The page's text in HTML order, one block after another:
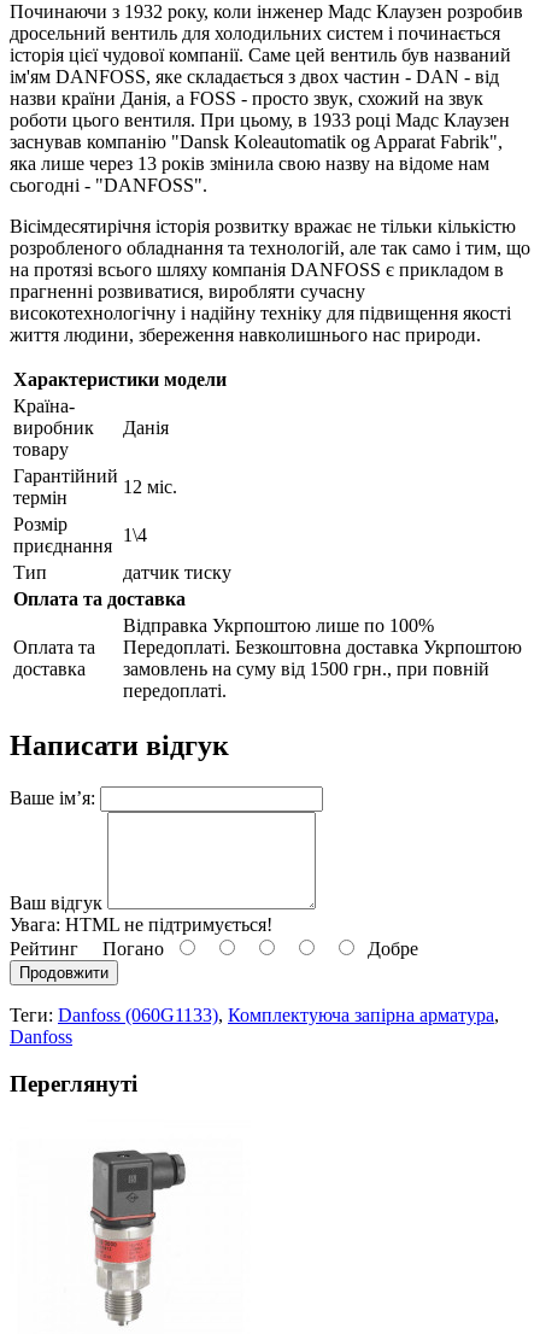
Починаючи з 1932 року, коли інженер Мадс Клаузен розробив
дросельний вентиль для холодильних систем і починається
історія цієї чудової компанії. Саме цей вентиль був названий
ім'ям DANFOSS, яке складається з двох частин - DAN - від
назви країни Данія, а FOSS - просто звук, схожий на звук
роботи цього вентиля. При цьому, в 1933 році Мадс Клаузен
заснував компанію "Dansk Koleautomatik og Apparat Fabrik",
яка лише через 13 років змінила свою назву на відоме нам
сьогодні - "DANFOSS".
Вісімдесятирічня історія розвитку вражає не тільки кількістю
розробленого обладнання та технологій, але так само і тим, що
на протязі всього шляху компанія DANFOSS є прикладом в
прагненні розвиватися, виробляти сучасну
високотехнологічну і надійну техніку для підвищення якості
життя людини, збереження навколишнього нас природи.
Характеристики модели
Країна-
виробник
товару
Данія
Гарантійний
термін
12 міс.
Розмір
приєднання
1\4
Тип
датчик тиску
Оплата та доставка
Оплата та
доставка
Відправка Укрпоштою лише по 100%
Передоплаті. Безкоштовна доставка Укрпоштою
замовлень на суму від 1500 грн., при повній
передоплаті.
Написати відгук
Ваше ім’я:
Ваш відгук
Увага: HTML не підтримується!
Рейтинг Погано Добре
Продовжити
Теги: Danfoss (060G1133), Комплектуюча запірна арматура,
Danfoss
Переглянуті